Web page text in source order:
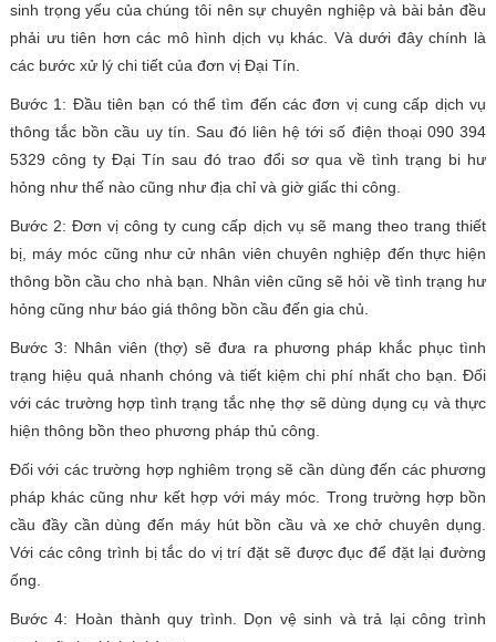
sinh trọng yếu của chúng tôi nên sự chuyên nghiệp và bài bản đều
phải ưu tiên hơn các mô hình dịch vụ khác. Và dưới đây chính là
các bước xử lý chi tiết của đơn vị Đại Tín.
Bước 1: Đầu tiên bạn có thể tìm đến các đơn vị cung cấp dịch vụ
thông tắc bồn cầu uy tín. Sau đó liên hệ tới số điện thoại 090 394
5329 công ty Đại Tín sau đó trao đổi sơ qua về tình trạng bi hư
hỏng như thế nào cũng như địa chỉ và giờ giấc thi công.
Bước 2: Đơn vị công ty cung cấp dịch vụ sẽ mang theo trang thiết
bị, máy móc cũng như cử nhân viên chuyên nghiệp đến thực hiện
thông bồn cầu cho nhà bạn. Nhân viên cũng sẽ hỏi về tình trạng hư
hỏng cũng như báo giá thông bồn cầu đến gia chủ.
Bước 3: Nhân viên (thợ) sẽ đưa ra phương pháp khắc phục tình
trạng hiệu quả nhanh chóng và tiết kiệm chi phí nhất cho bạn. Đối
với các trường hợp tình trạng tắc nhẹ thợ sẽ dùng dụng cụ và thực
hiện thông bồn theo phương pháp thủ công.
Đối với các trường hợp nghiêm trọng sẽ cần dùng đến các phương
pháp khác cũng như kết hợp với máy móc. Trong trường hợp bồn
cầu đầy cần dùng đến máy hút bồn cầu và xe chở chuyên dụng.
Với các công trình bị tắc do vị trí đặt sẽ được đục để đặt lại đường
ống.
Bước 4: Hoàn thành quy trình. Dọn vệ sinh và trả lại công trình